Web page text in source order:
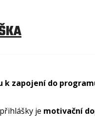
k zapojení do
je motivační